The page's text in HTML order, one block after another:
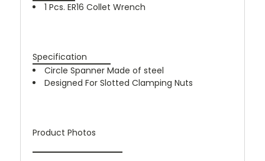
1 Pcs. ER16 Collet Wrench
Specification
Circle Spanner Made of steel
Designed For Slotted Clamping Nuts
Product Photos